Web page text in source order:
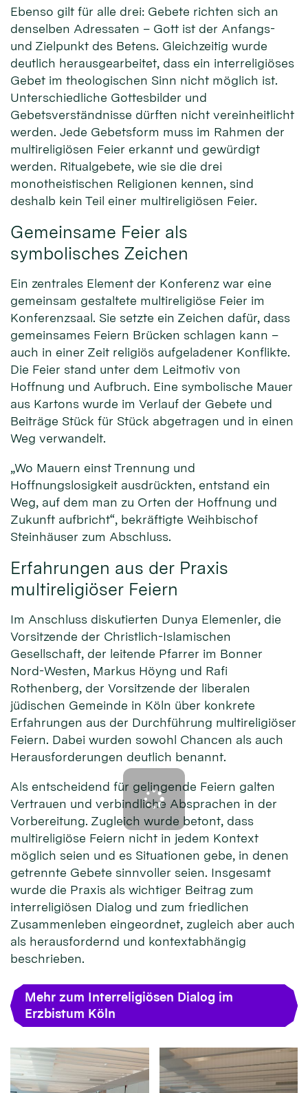
Ebenso gilt für alle drei: Gebete richten sich an
denselben Adressaten – Gott ist der Anfangs-
und Zielpunkt des Betens. Gleichzeitig wurde
deutlich herausgearbeitet, dass ein interreligiöses
Gebet im theologischen Sinn nicht möglich ist.
Unterschiedliche Gottesbilder und
Gebetsverständnisse dürften nicht vereinheitlicht
werden. Jede Gebetsform muss im Rahmen der
multireligiösen Feier erkannt und gewürdigt
werden. Ritualgebete, wie sie die drei
monotheistischen Religionen kennen, sind
deshalb kein Teil einer multireligiösen Feier.
Gemeinsame Feier als
symbolisches Zeichen
Ein zentrales Element der Konferenz war eine
gemeinsam gestaltete multireligiöse Feier im
Konferenzsaal. Sie setzte ein Zeichen dafür, dass
gemeinsames Feiern Brücken schlagen kann –
auch in einer Zeit religiös aufgeladener Konflikte.
Die Feier stand unter dem Leitmotiv von
Hoffnung und Aufbruch. Eine symbolische Mauer
aus Kartons wurde im Verlauf der Gebete und
Beiträge Stück für Stück abgetragen und in einen
Weg verwandelt.
„Wo Mauern einst Trennung und
Hoffnungslosigkeit ausdrückten, entstand ein
Weg, auf dem man zu Orten der Hoffnung und
Zukunft aufbricht“, bekräftigte Weihbischof
Steinhäuser zum Abschluss.
Erfahrungen aus der Praxis
multireligiöser Feiern
Im Anschluss diskutierten Dunya Elemenler, die
Vorsitzende der Christlich-Islamischen
Gesellschaft, der leitende Pfarrer im Bonner
Nord-Westen, Markus Höyng und Rafi
Rothenberg, der Vorsitzende der liberalen
jüdischen Gemeinde in Köln über konkrete
Erfahrungen aus der Durchführung multireligiöser
Feiern. Dabei wurden sowohl Chancen als auch
Herausforderungen deutlich benannt.
Als entscheidend für gelingende Feiern galten
Vertrauen und verbindliche Absprachen in der
Vorbereitung. Zugleich wurde betont, dass
multireligiöse Feiern nicht in jedem Kontext
möglich seien und es Situationen gebe, in denen
getrennte Gebete sinnvoller seien. Insgesamt
wurde die Praxis als wichtiger Beitrag zum
interreligiösen Dialog und zum friedlichen
Zusammenleben eingeordnet, zugleich aber auch
als herausfordernd und kontextabhängig
beschrieben.
Mehr zum Interreligiösen Dialog im
Erzbistum Köln